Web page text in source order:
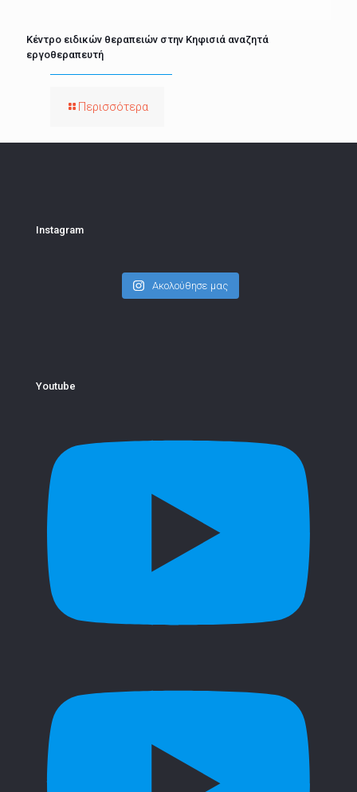
Κέντρο ειδικών θεραπειών στην Κηφισιά αναζητά
εργοθεραπευτή
Περισσότερα
Instagram
Ακολούθησε μας
Youtube